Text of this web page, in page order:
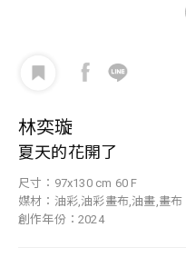
林奕璇
夏天的花開了
尺寸：97x130 cm 60 F
媒材：油彩,油彩畫布,油畫,畫布
創作年份：2024